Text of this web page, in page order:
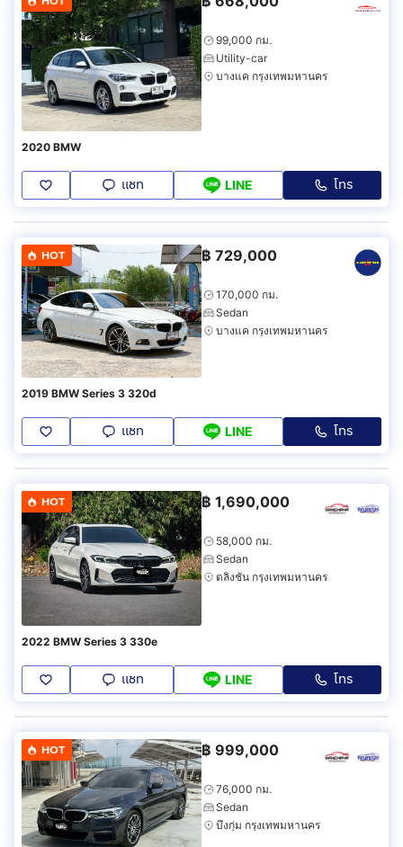
99,000 กม.
Utility-car
บางแค กรุงเทพมหานคร
2020 BMW
แชท LINE โทร
HOT ฿ 729,000
170,000 กม.
Sedan
บางแค กรุงเทพมหานคร
2019 BMW Series 3 320d
แชท LINE โทร
HOT ฿ 1,690,000
58,000 กม.
Sedan
ตลิ่งชัน กรุงเทพมหานคร
2022 BMW Series 3 330e
แชท LINE โทร
HOT ฿ 999,000
76,000 กม.
Sedan
บึงกุ่ม กรุงเทพมหานคร